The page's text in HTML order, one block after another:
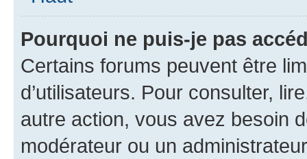
Pourquoi ne puis-je pas
Certains forums peuvent être
d’utilisateurs. Pour consulter,
autre action, vous avez besoin
modérateur ou un